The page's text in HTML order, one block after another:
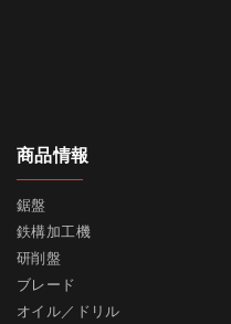
商品情報
鋸盤
鉄構加工機
研削盤
ブレード
オイル／ドリル